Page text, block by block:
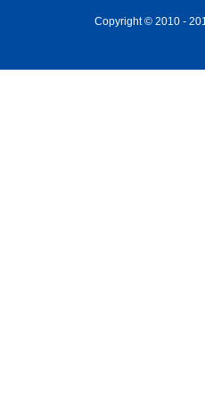
Copyright © 2010 -